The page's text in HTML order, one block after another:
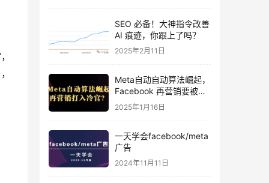
SEO 必备！大神指令改善
AI 痕迹，你跟上了吗？
2025年2月11日
Meta自动自动算法崛起，
Facebook 再营销要被打
入冷宫？
2025年1月16日
一天学会facebook/meta
广告
2024年11月11日